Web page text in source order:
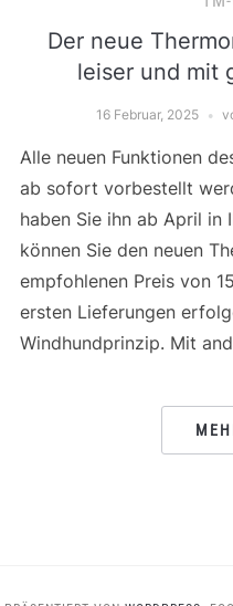
Der neue
leiser und mit
16 Februar, 2025
Alle neuen Funktionen
ab sofort vorbestellt
haben Sie ihn ab April in
können Sie den neuen
empfohlenen Preis von
ersten Lieferungen
Windhundprinzip. Mit